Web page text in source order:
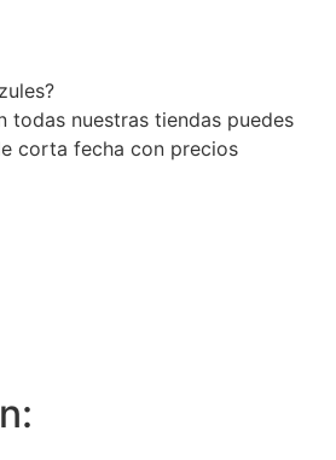
todas nuestras tiendas puedes
corta fecha con precios